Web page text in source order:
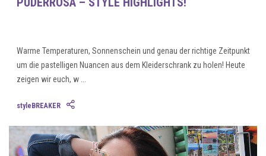
Warme Temperaturen, Sonnenschein und genau der richtige Zeitpunkt
um die pastelligen Nuancen aus dem Kleiderschrank zu holen! Heute
zeigen wir euch, w ...
styleBREAKER